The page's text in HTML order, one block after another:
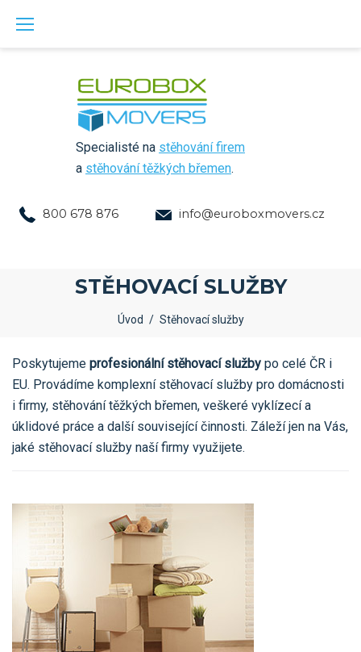
Specialisté na stěhování firem
a stěhování těžkých břemen.
800 678 876 info@euroboxmovers.cz
STĚHOVACÍ SLUŽBY
Úvod / Stěhovací služby
Poskytujeme profesionální stěhovací služby po celé ČR i
EU. Provádíme komplexní stěhovací služby pro domácnosti
i firmy, stěhování těžkých břemen, veškeré vyklízecí a
úklidové práce a další související činnosti. Záleží jen na Vás,
jaké stěhovací služby naší firmy využijete.